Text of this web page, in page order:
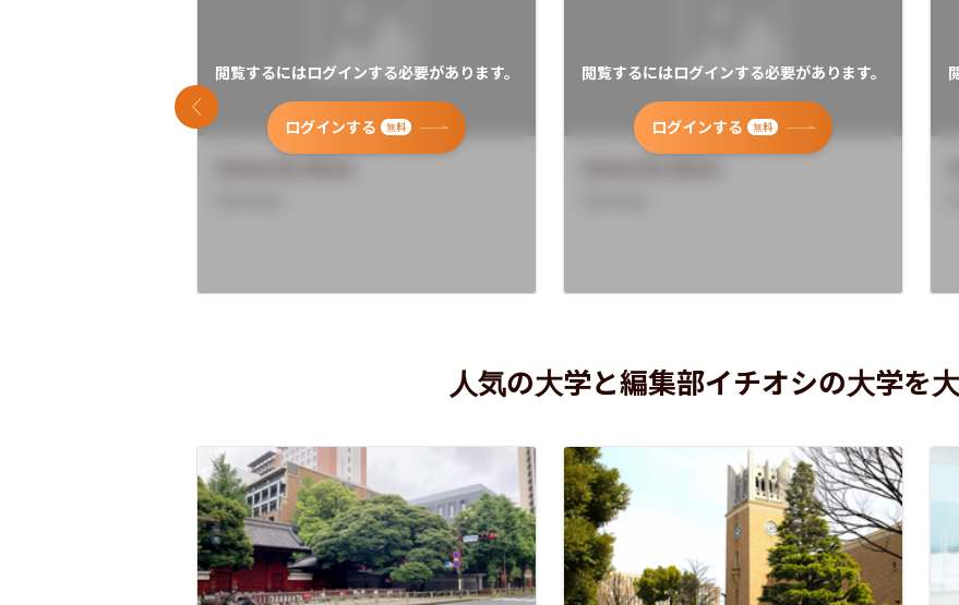
閲覧するにはログインする必要があります。
ログインする 無料
閲覧するにはログインする必要があります。
ログインする 無料
前のスライド
人気の大学と編集部イチオシの大学を